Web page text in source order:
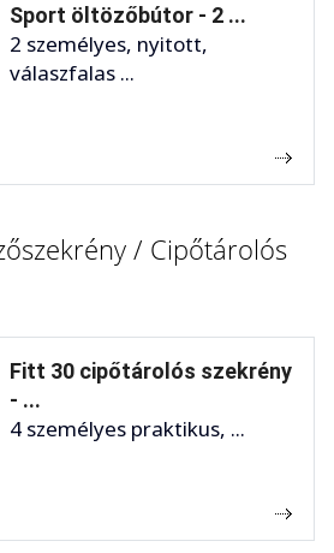
Sport öltözőbútor - 2 ...
2 személyes, nyitott,
válaszfalas ...
/ Cipőtárolós
Fitt 30 cipőtárolós szekrény
- ...
4 személyes praktikus, ...